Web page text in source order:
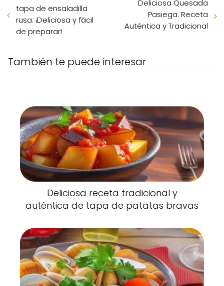
tapa de ensaladilla
rusa: ¡Deliciosa y fácil
de preparar!
Deliciosa Quesada
Pasiega: Receta
Auténtica y Tradicional
También te puede interesar
Deliciosa receta tradicional y
auténtica de tapa de patatas bravas